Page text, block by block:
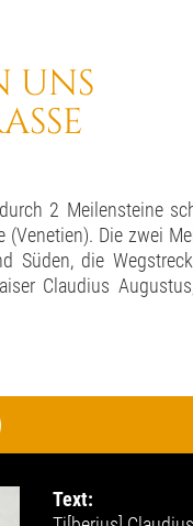
UNS
2 Meilensteine
Die zwei
Süden, die
Claudius
Text: